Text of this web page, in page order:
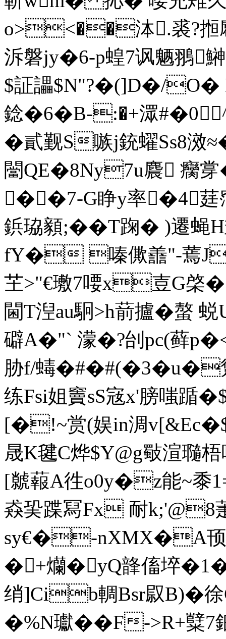
o><��泍.裘?搄
泝磐jy�6-p蝗7讽魉翵
$証讄$N"?�(]D�/O�
錜�6�B-:�+潀
�貳觐S嗾j銃蠗Ss8
闣QE�8Ny7u麎 癵牚
��7‐G睁y率�4莛
鋲珕顡;��T踘� )遷
fY� 嗪僛譱"-蔫J袦
芏>"€璷7喓x壴G棨
閫T湼au駉>h葥攎�
礔A�"` 濛�?刣pc(藓
胁f/蝳�#�#(�3�u�躗
练Fsi姐竇sS宼x'膀嗤踲
[�!~赏(娱in淍
晟K毽C烨$Y@g斀渲瓍
[ 虩蕔A徃o0y�z能~黍
猋巬蹀冩Fx 耐k;'@8
sy€�-nXMX�A顸
�+爤�yQ韸傗埣
绡]Cib輖Bsr叞
�%N瓛��F->R+糱7